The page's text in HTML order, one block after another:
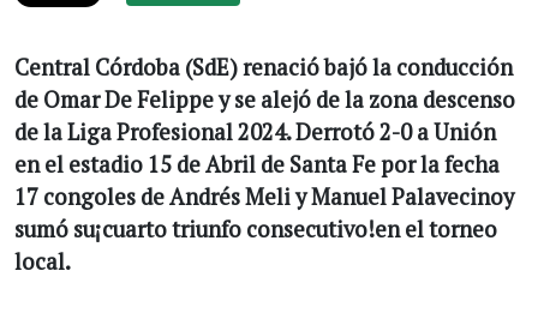
Central Córdoba (SdE) renació bajó la conducción
de Omar De Felippe y se alejó de la zona descenso
de la Liga Profesional 2024. Derrotó 2-0 a Unión
en el estadio 15 de Abril de Santa Fe por la fecha
17 congoles de Andrés Meli y Manuel Palavecinoy
sumó su¡cuarto triunfo consecutivo!en el torneo
local.